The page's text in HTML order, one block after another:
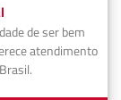
de ser bem
atendimento